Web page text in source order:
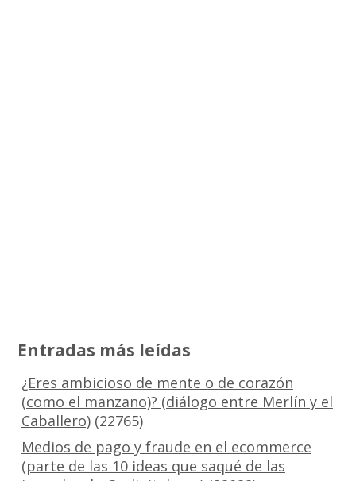
Entradas más leídas
¿Eres ambicioso de mente o de corazón
(como el manzano)? (diálogo entre Merlín y el
Caballero)(22765)
Medios de pago y fraude en el ecommerce
(parte de las 10 ideas que saqué de las